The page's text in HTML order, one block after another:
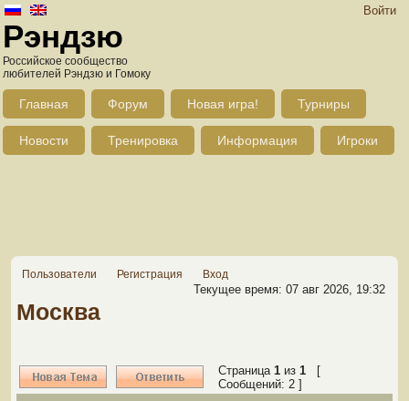
Войти
Рэндзю
Российское сообщество
любителей Рэндзю и Гомоку
Главная Форум Новая игра! Турниры
Новости Тренировка Информация Игроки
Пользователи Регистрация Вход
Текущее время: 07 авг 2026, 19:32
Москва
Страница 1 из 1 [
Сообщений: 2 ]